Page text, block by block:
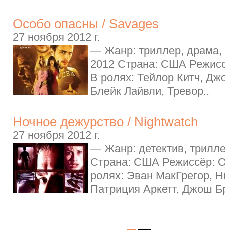
Особо опасны / Savages
27 ноября 2012 г.
— Жанр: триллер, драма,
2012 Страна: США
В ролях: Тейлор Китч,
Блейк Лайвли, Тревор..
Ночное дежурство / Nightwatch
27 ноября 2012 г.
— Жанр: детектив,
Страна: США Режиссёр:
ролях: Эван МакГрегор,
Патриция Аркетт, Джош